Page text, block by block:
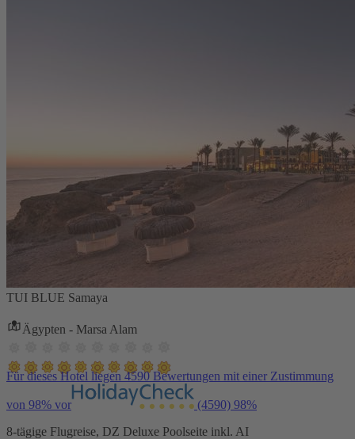
TUI BLUE Samaya
Ägypten - Marsa Alam
Für dieses Hotel liegen 4590 Bewertungen mit einer Zustimmung
von 98% vor (4590) 98%
8-tägige Flugreise, DZ Deluxe Poolseite inkl. AI